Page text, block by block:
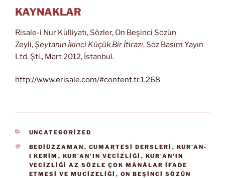
KAYNAKLAR
Risale-i Nur Külliyatı, Sözler, On Beşinci Sözün
Zeyli,Şeytanın İkinci Küçük Bir İtirazı, Söz Basım Yayın
Ltd. Şti., Mart 2012, İstanbul.
http://www.erisale.com/#content.tr.1.268
KATEGORILER
UNCATEGORIZED
ETIKETLER
BEDIÜZZAMAN , CUMARTESI DERSLERI , KUR'AN-
I KERIM , KUR'AN'IN VECIZLIĞI , KUR'AN'IN
VECIZLIĞI AZ SÖZLE ÇOK MÂNÂLAR IFADE
ETMESI VE MUCIZELIĞI , ON BEŞINCI SÖZÜN